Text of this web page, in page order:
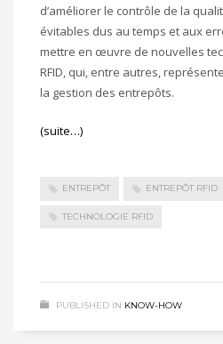
d’améliorer le contrôle de la
évitables dus au temps et aux
mettre en œuvre de nouvelles
RFID, qui, entre autres,
la gestion des entrepôts.
(suite…)
ENTREPÔT ENTREPÔT RFID
TECHNOLOGIE RFID
PUBLISHED IN KNOW-HOW